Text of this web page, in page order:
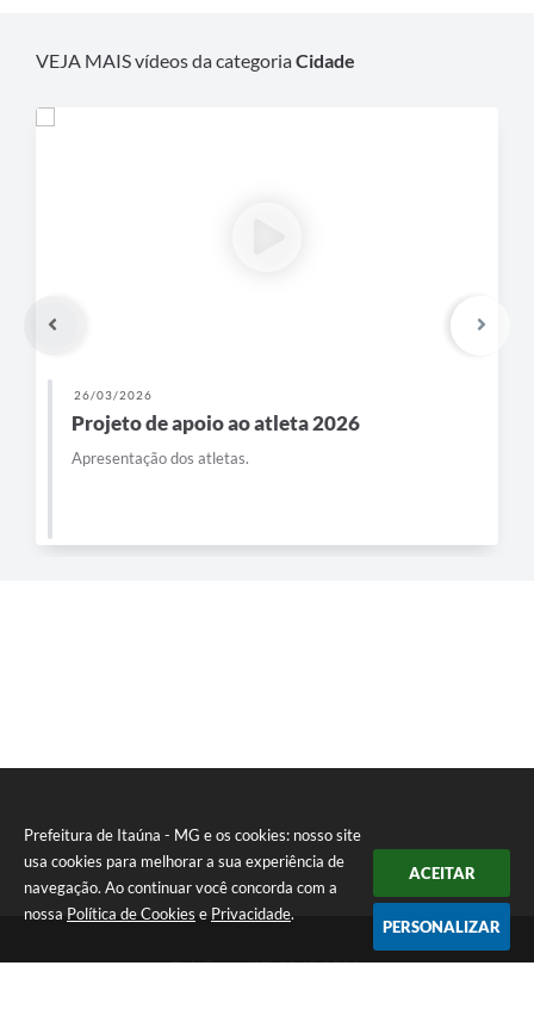
Prefeitura de Itaúna - MG e os cookies: nosso site
usa cookies para melhorar a sua experiência de
navegação. Ao continuar você concorda com a
nossa Política de Cookies e Privacidade.
ACEITAR
PERSONALIZAR
VEJA MAIS vídeos da categoriaCidade
26/03/2026
Projeto de apoio ao atleta 2026
Apresentação dos atletas.
Telefone: (37) 3249-9500